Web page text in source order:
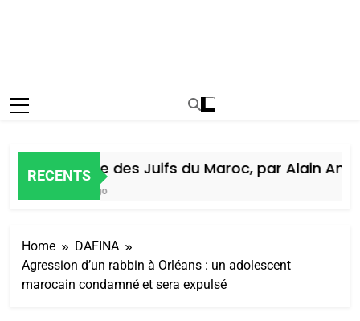
RECENTS
Histoire des Juifs du Maroc, par Alain Amiel
Home
DAFINA
Agression d’un rabbin à Orléans : un adolescent
marocain condamné et sera expulsé